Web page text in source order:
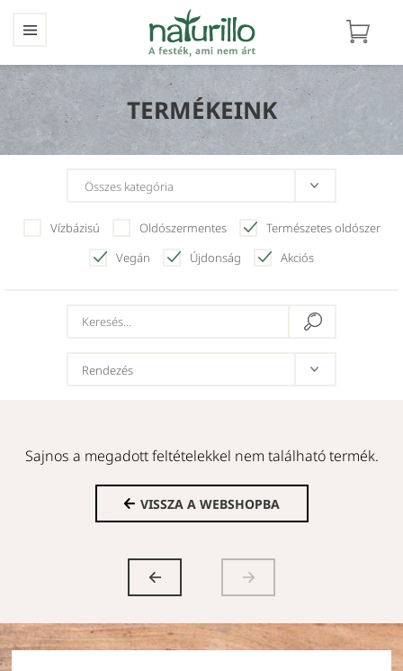
TERMÉKEINK
Vízbázisú Oldószermentes
Természetes oldószer
Vegán
Újdonság Akciós
Sajnos a megadott feltételekkel nem található termék.
VISSZA A WEBSHOPBA